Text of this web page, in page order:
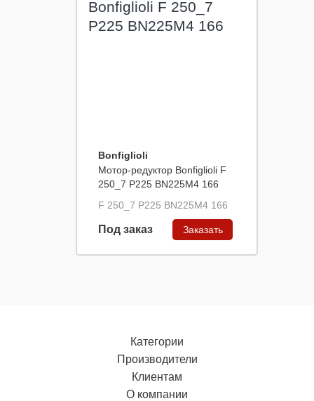
Bonfiglioli
Мотор-редуктор Bonfiglioli F
250_7 P225 BN225M4 166
F 250_7 P225 BN225M4 166
Под заказ Заказать
Категории
Производители
Клиентам
О компании